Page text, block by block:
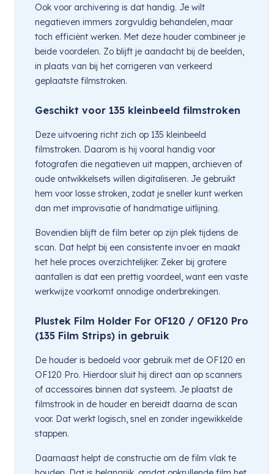
Ook voor archivering is dat handig. Je wilt
negatieven immers zorgvuldig behandelen, maar
toch efficiënt werken. Met deze houder combineer je
beide voordelen. Zo blijft je aandacht bij de beelden,
in plaats van bij het corrigeren van verkeerd
geplaatste filmstroken.
Geschikt voor 135 kleinbeeld filmstroken
Deze uitvoering richt zich op 135 kleinbeeld
filmstroken. Daarom is hij vooral handig voor
fotografen die negatieven uit mappen, archieven of
oude ontwikkelsets willen digitaliseren. Je gebruikt
hem voor losse stroken, zodat je sneller kunt werken
dan met improvisatie of handmatige uitlijning.
Bovendien blijft de film beter op zijn plek tijdens de
scan. Dat helpt bij een consistente invoer en maakt
het hele proces overzichtelijker. Zeker bij grotere
aantallen is dat een prettig voordeel, want een vaste
werkwijze voorkomt onnodige onderbrekingen.
Plustek Film Holder For OF120 / OF120 Pro
(135 Film Strips) in gebruik
De houder is bedoeld voor gebruik met de OF120 en
OF120 Pro. Hierdoor sluit hij direct aan op scanners
of accessoires binnen dat systeem. Je plaatst de
filmstrook in de houder en bereidt daarna de scan
voor. Dat werkt logisch, snel en zonder ingewikkelde
stappen.
Daarnaast helpt de constructie om de film vlak te